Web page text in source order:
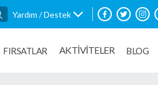
Yardım / Destek
FIRSATLAR AKTİVİTELER BLOG